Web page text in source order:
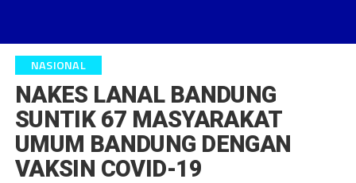
NASIONAL
NAKES LANAL BANDUNG
SUNTIK 67 MASYARAKAT
UMUM BANDUNG DENGAN
VAKSIN COVID-19